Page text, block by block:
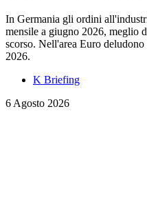
In Germania gli ordini
mensile a giugno 2026, meglio
scorso. Nell'area Euro
2026.
K Briefing
6 Agosto 2026